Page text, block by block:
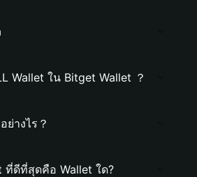
Wallet ใน Bitget Wallet ？
ย่างไร？
ที่ดีที่สุดคือ Wallet ใด?